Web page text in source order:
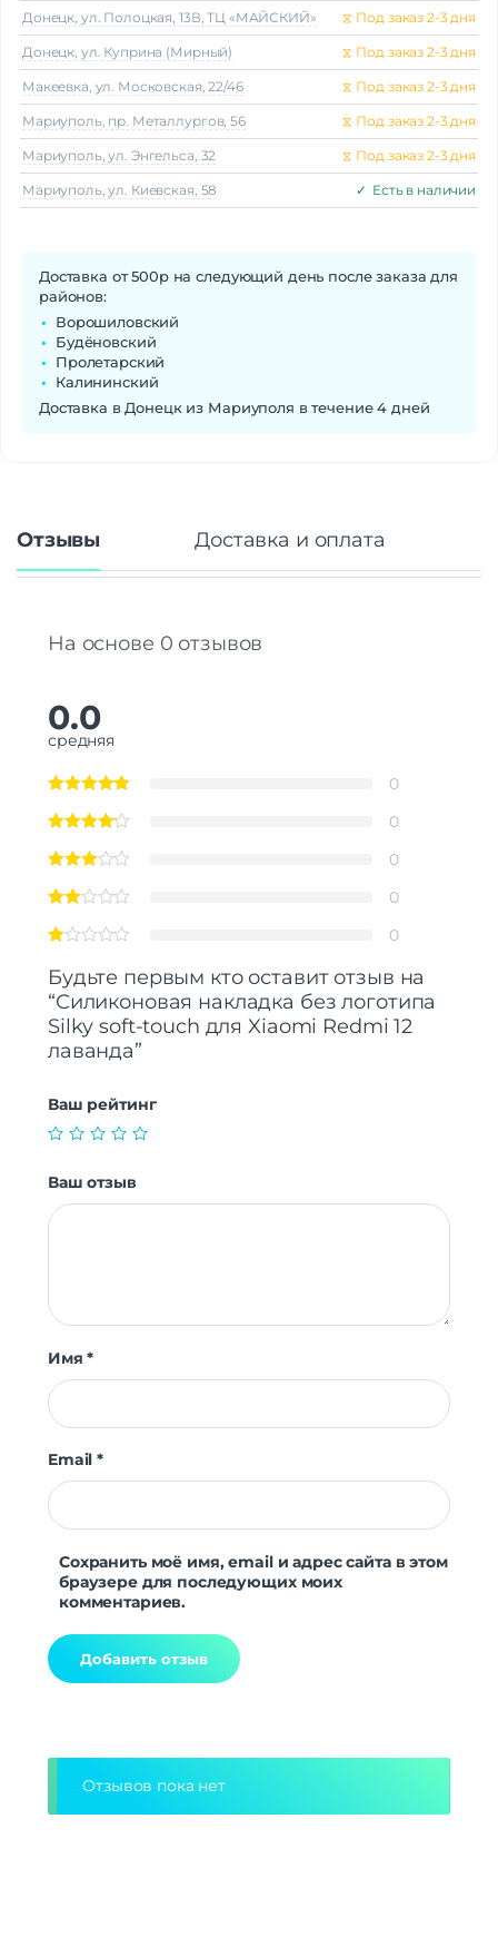
Донецк, ул. Полоцкая, 13В, ТЦ «МАЙСКИЙ» ⧖ Под заказ 2-3 дня
Донецк, ул. Куприна (Мирный) ⧖ Под заказ 2-3 дня
Макеeвка, ул. Московская, 22/46 ⧖ Под заказ 2-3 дня
Мариуполь, пр. Металлургов, 56 ⧖ Под заказ 2-3 дня
Мариуполь, ул. Энгельса, 32 ⧖ Под заказ 2-3 дня
Мариуполь, ул. Киевская, 58 ✓ Есть в наличии
Доставка от 500р на следующий день после заказа для
районов:
Ворошиловский
Будёновский
Пролетарский
Калининский
Доставка в Донецк из Мариуполя в течение 4 дней
Отзывы Доставка и оплата
На основе 0 отзывов
0.0
средняя
0
0
0
0
0
Будьте первым кто оставит отзыв на
“Силиконовая накладка без логотипа
Silky soft-touch для Xiaomi Redmi 12
лаванда”
Ваш рейтинг
Ваш отзыв
Имя*
Email*
Сохранить моё имя, email и адрес сайта в этом
браузере для последующих моих
комментариев.
Отзывов пока нет